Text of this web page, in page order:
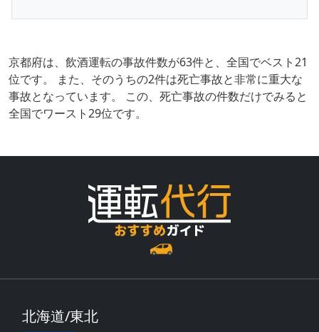
京都府は、飲酒運転の事故件数が63件と、全国でベスト21
位です。 また、そのうちの2件は死亡事故と非常に重大な
事故となっています。 この、死亡事故の件数だけでみると
全国でワースト29位です。
北海道/東北